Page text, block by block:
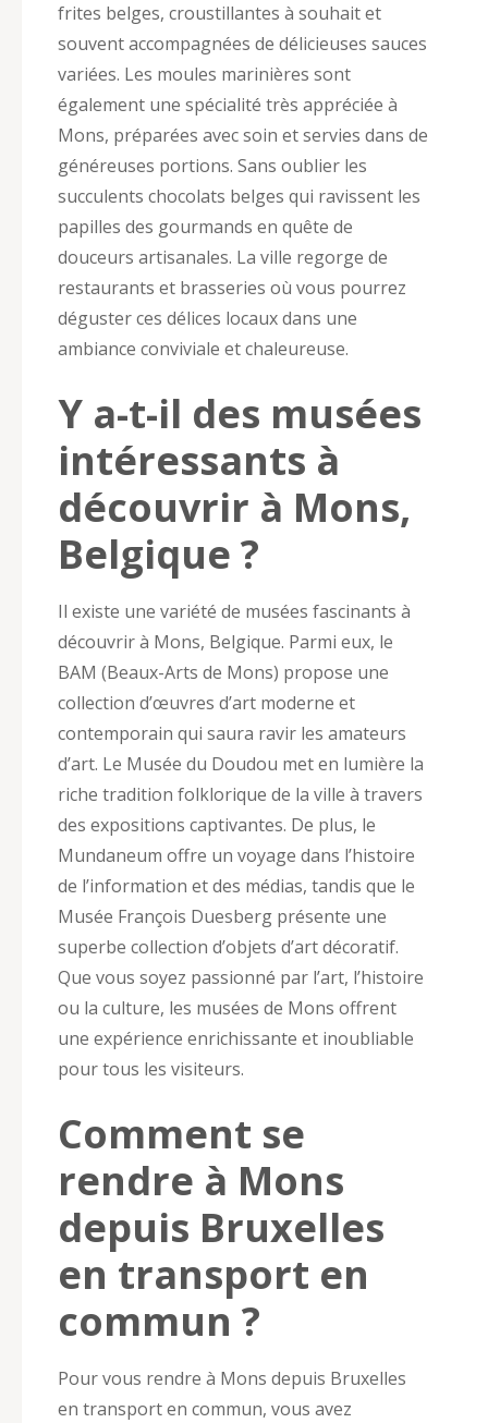
frites belges, croustillantes à souhait et
souvent accompagnées de délicieuses sauces
variées. Les moules marinières sont
également une spécialité très appréciée à
Mons, préparées avec soin et servies dans de
généreuses portions. Sans oublier les
succulents chocolats belges qui ravissent les
papilles des gourmands en quête de
douceurs artisanales. La ville regorge de
restaurants et brasseries où vous pourrez
déguster ces délices locaux dans une
ambiance conviviale et chaleureuse.
Y a-t-il des musées
intéressants à
découvrir à Mons,
Belgique ?
Il existe une variété de musées fascinants à
découvrir à Mons, Belgique. Parmi eux, le
BAM (Beaux-Arts de Mons) propose une
collection d’œuvres d’art moderne et
contemporain qui saura ravir les amateurs
d’art. Le Musée du Doudou met en lumière la
riche tradition folklorique de la ville à travers
des expositions captivantes. De plus, le
Mundaneum offre un voyage dans l’histoire
de l’information et des médias, tandis que le
Musée François Duesberg présente une
superbe collection d’objets d’art décoratif.
Que vous soyez passionné par l’art, l’histoire
ou la culture, les musées de Mons offrent
une expérience enrichissante et inoubliable
pour tous les visiteurs.
Comment se
rendre à Mons
depuis Bruxelles
en transport en
commun ?
Pour vous rendre à Mons depuis Bruxelles
en transport en commun, vous avez